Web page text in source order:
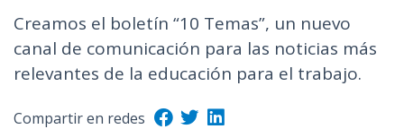
d
o
Creamos el boletín “10 Temas”, un nuevo
canal de comunicación para las noticias más
relevantes de la educación para el trabajo.
Compartir en redes